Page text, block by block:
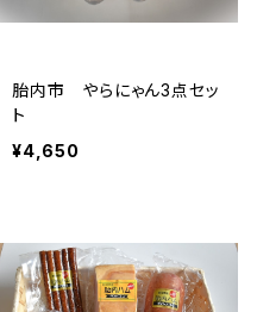
胎内市 やらにゃん3点セッ
ト
¥4,650